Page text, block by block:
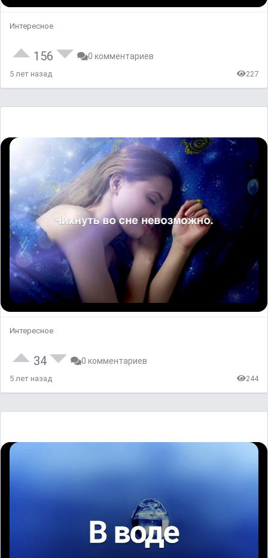
Интересное
156 0 комментариев
5 лет назад 227
Интересное
34 0 комментариев
5 лет назад 244